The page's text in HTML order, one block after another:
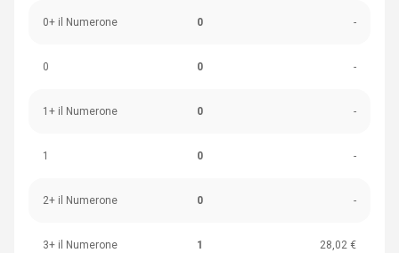
0+ il Numerone 0 -
0 0 -
1+ il Numerone 0 -
1 0 -
2+ il Numerone 0 -
3+ il Numerone 1 28,02 €